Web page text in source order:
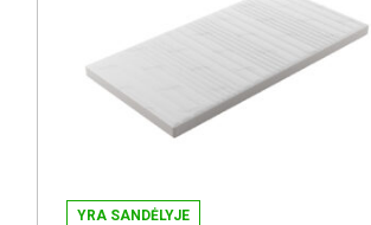
YRA SANDĖLYJE